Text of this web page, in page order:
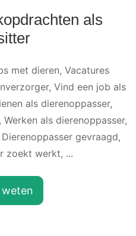
als
met dieren, Vacatures
Vind een job als
als dierenoppasser,
als dierenoppasser,
gevraagd,
zoekt werkt, ...
weten